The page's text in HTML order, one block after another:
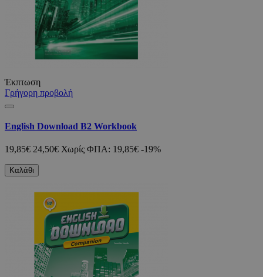
Έκπτωση
Γρήγορη προβολή
English Download B2 Workbook
19,85€ 24,50€ Χωρίς ΦΠΑ: 19,85€ -19%
Καλάθι